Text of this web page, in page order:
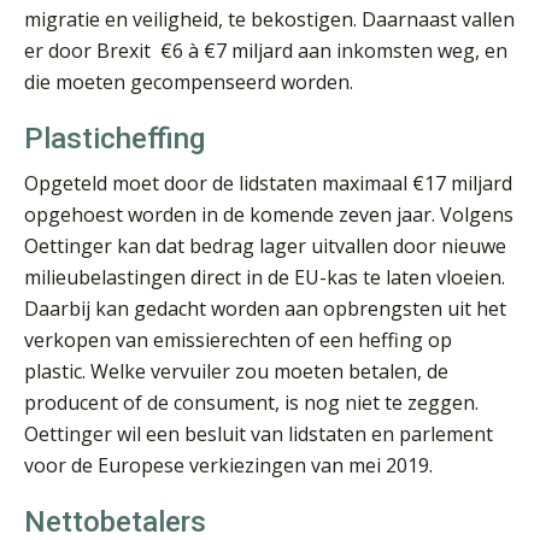
migratie en veiligheid, te bekostigen. Daarnaast vallen
er door Brexit €6 à €7 miljard aan inkomsten weg, en
die moeten gecompenseerd worden.
Plasticheffing
Opgeteld moet door de lidstaten maximaal €17 miljard
opgehoest worden in de komende zeven jaar. Volgens
Oettinger kan dat bedrag lager uitvallen door nieuwe
milieubelastingen direct in de EU-kas te laten vloeien.
Daarbij kan gedacht worden aan opbrengsten uit het
verkopen van emissierechten of een heffing op
plastic. Welke vervuiler zou moeten betalen, de
producent of de consument, is nog niet te zeggen.
Oettinger wil een besluit van lidstaten en parlement
voor de Europese verkiezingen van mei 2019.
Nettobetalers
Koert van Loon